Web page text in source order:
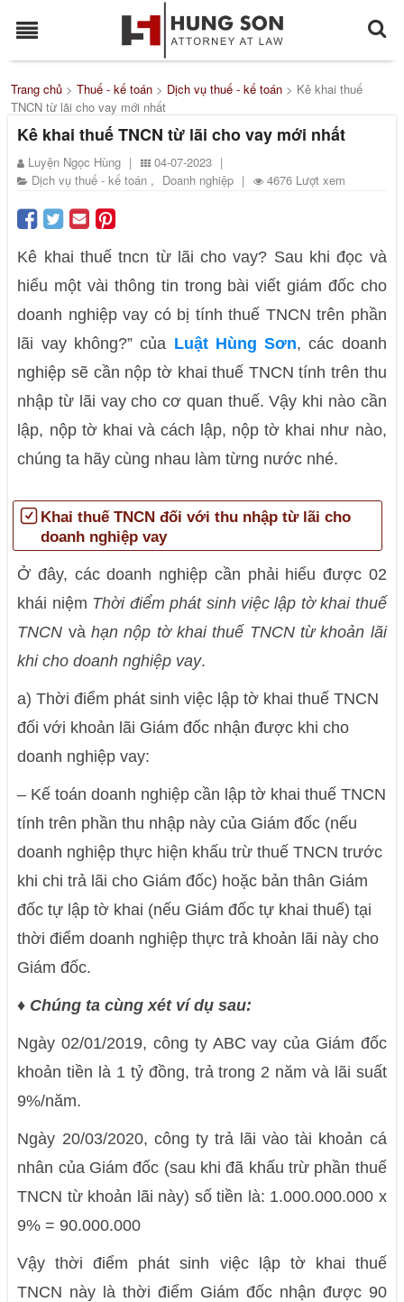
Trang chủ >Thuế - kế toán > Dịch vụ thuế - kế toán > Kê khai thuế
TNCN từ lãi cho vay mới nhất
Kê khai thuế TNCN từ lãi cho vay mới nhất
Luyện Ngọc Hùng | 04-07-2023 |
Dịch vụ thuế - kế toán , Doanh nghiệp | 4676 Lượt xem
Kê khai thuế tncn từ lãi cho vay? Sau khi đọc và
hiểu một vài thông tin trong bài viết giám đốc cho
doanh nghiệp vay có bị tính thuế TNCN trên phần
lãi vay không?” của Luật Hùng Sơn, các doanh
nghiệp sẽ cần nộp tờ khai thuế TNCN tính trên thu
nhập từ lãi vaycho cơ quan thuế. Vậy khi nào cần
lập, nộp tờ khai và cách lập, nộp tờ khai như nào,
chúng ta hãy cùng nhau làm từng nước nhé.
Khai thuế TNCN đối với thu nhập từ lãi cho
doanh nghiệp vay
Ở đây, các doanh nghiệp cần phải hiểu được 02
khái niệm Thời điểm phát sinh việc lập tờ khai thuế
TNCN vàhạn nộp tờ khai thuế TNCN từ khoản lãi
khi cho doanh nghiệp vay.
a) Thời điểm phát sinh việc lập tờ khai thuế TNCN
đối với khoản lãi Giám đốc nhận được khi cho
doanh nghiệp vay:
– Kế toán doanh nghiệp cần lập tờ khai thuế TNCN
tính trên phần thu nhập này của Giám đốc (nếu
doanh nghiệp thực hiện khấu trừ thuế TNCN trước
khi chi trả lãi cho Giám đốc) hoặc bản thân Giám
đốc tự lập tờ khai (nếu Giám đốc tự khai thuế) tại
thời điểm doanh nghiệp thực trả khoản lãi này cho
Giám đốc.
♦ Chúng ta cùng xét ví dụ sau:
Ngày 02/01/2019, công ty ABC vay của Giám đốc
khoản tiền là 1 tỷ đồng, trả trong 2 năm và lãi suất
9%/năm.
Ngày 20/03/2020, công ty trả lãi vào tài khoản cá
nhân của Giám đốc (sau khi đã khấu trừ phần thuế
TNCN từ khoản lãi này) số tiền là: 1.000.000.000 x
9% = 90.000.000
Vậy thời điểm phát sinh việc lập tờ khai thuế
TNCN này là thời điểm Giám đốc nhận được 90